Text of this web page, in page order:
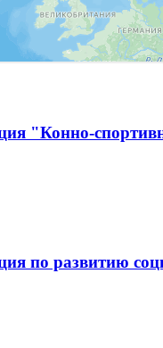
"Конно-
по развитию